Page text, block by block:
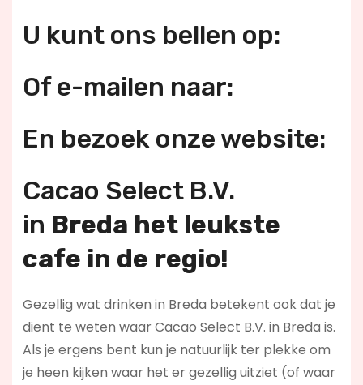
U kunt ons bellen op:
Of e-mailen naar:
En bezoek onze website:
Cacao Select B.V.
in Breda het leukste
cafe in de regio!
Gezellig wat drinken in Breda betekent ook dat je
dient te weten waar Cacao Select B.V. in Breda is.
Als je ergens bent kun je natuurlijk ter plekke om
je heen kijken waar het er gezellig uitziet (of waar